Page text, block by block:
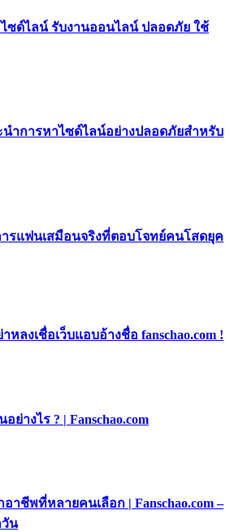
ซด์ไลน์ รับงานออนไลน์ ปลอดภัย ใช้
ำการหาไซด์ไลน์อย่างปลอดภัยสำหรับ
รแฟนเสมือนจริงที่ตอบโจทย์คนโสดยุค
หลงเชื่อเว็บแอบอ้างชื่อ fanschao.com !
างไร ? | Fanschao.com
าชีพที่หลายคนเลือก | Fanschao.com –
น